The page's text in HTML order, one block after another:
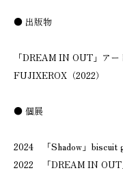
● 出版物
「DREAM IN OUT」ア
FUJIXEROX（2022）
● 個展
2024 「Shadow」biscuit
2022 「DREAM IN OUT